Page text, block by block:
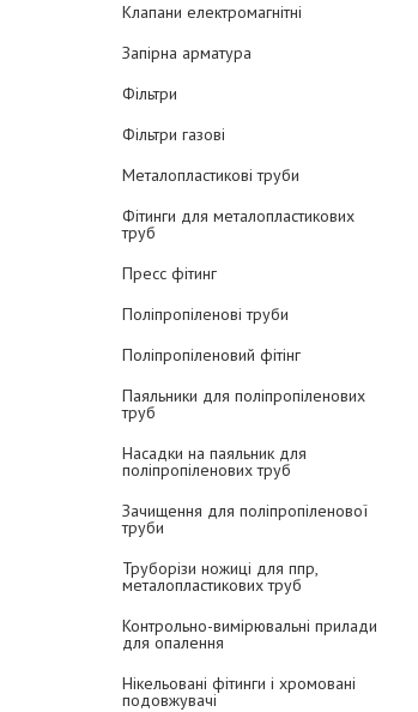
Клапани електромагнітні
Запірна арматура
Фільтри
Фільтри газові
Металопластикові труби
Фітинги для металопластикових
труб
Пресс фітинг
Поліпропіленові труби
Поліпропіленовий фітінг
Паяльники для поліпропіленових
труб
Насадки на паяльник для
поліпропіленових труб
Зачищення для поліпропіленової
труби
Труборізи ножиці для ппр,
металопластикових труб
Контрольно-вимірювальні прилади
для опалення
Нікельовані фітинги і хромовані
подовжувачі